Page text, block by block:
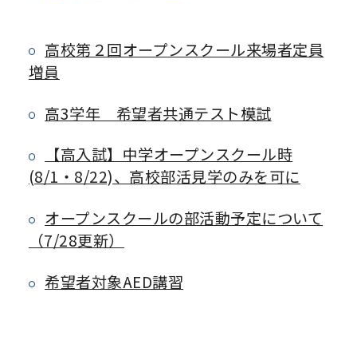
高校第２回オープンスクール来場者定員
増員
高3学年 希望者共通テスト模試
【高入試】中学オープンスクール時
(8/1・8/22)、高校部活見学のみを可に
オープンスクールの部活動予定について
（7/28更新）
希望者対象AED講習